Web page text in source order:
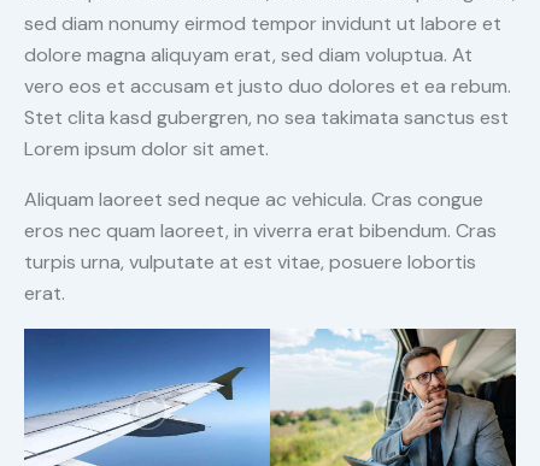
sed diam nonumy eirmod tempor invidunt ut labore et
dolore magna aliquyam erat, sed diam voluptua. At
vero eos et accusam et justo duo dolores et ea rebum.
Stet clita kasd gubergren, no sea takimata sanctus est
Lorem ipsum dolor sit amet.
Aliquam laoreet sed neque ac vehicula. Cras congue
eros nec quam laoreet, in viverra erat bibendum. Cras
turpis urna, vulputate at est vitae, posuere lobortis
erat.